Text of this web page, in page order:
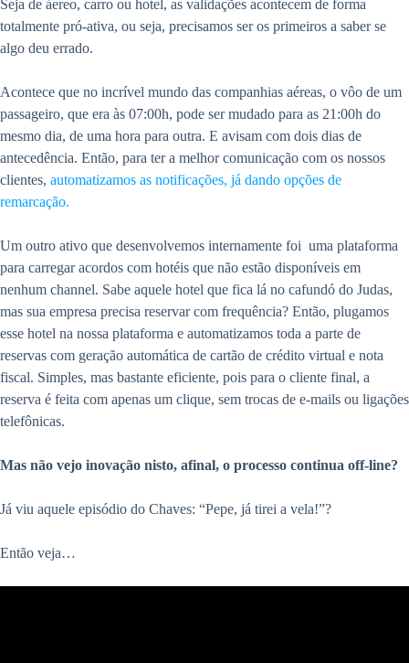
Seja de áereo, carro ou hotel, as validações acontecem de forma
totalmente pró-ativa, ou seja, precisamos ser os primeiros a saber se
algo deu errado.
Acontece que no incrível mundo das companhias aéreas, o vôo de um
passageiro, que era às 07:00h, pode ser mudado para as 21:00h do
mesmo dia, de uma hora para outra. E avisam com dois dias de
antecedência. Então, para ter a melhor comunicação com os nossos
clientes, automatizamos as notificações, já dando opções de
remarcação.
Um outro ativo que desenvolvemos internamente foi uma plataforma
para carregar acordos com hotéis que não estão disponíveis em
nenhum channel. Sabe aquele hotel que fica lá no cafundó do Judas,
mas sua empresa precisa reservar com frequência? Então, plugamos
esse hotel na nossa plataforma e automatizamos toda a parte de
reservas com geração automática de cartão de crédito virtual e nota
fiscal. Simples, mas bastante eficiente, pois para o cliente final, a
reserva é feita com apenas um clique, sem trocas de e-mails ou ligações
telefônicas.
Mas não vejo inovação nisto, afinal, o processo continua off-line?
Já viu aquele episódio do Chaves: “Pepe, já tirei a vela!”?
Então veja…